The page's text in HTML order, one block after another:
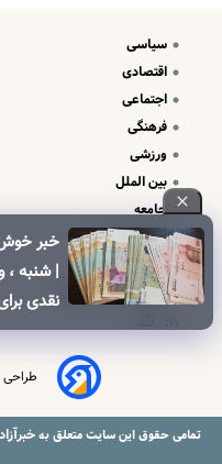
خبر خوش
کالابرگ
سیاسی
اقتصادی
اجتماعی
فرهنگی
ورزشی
بین الملل
جامعه
علم و فناوری
درباره ما
تبلیغات و تماس با ما
طراحی
تمامی حقوق این سایت متعلق به